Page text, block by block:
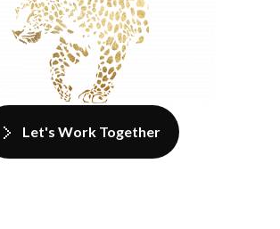
Let's Work Together